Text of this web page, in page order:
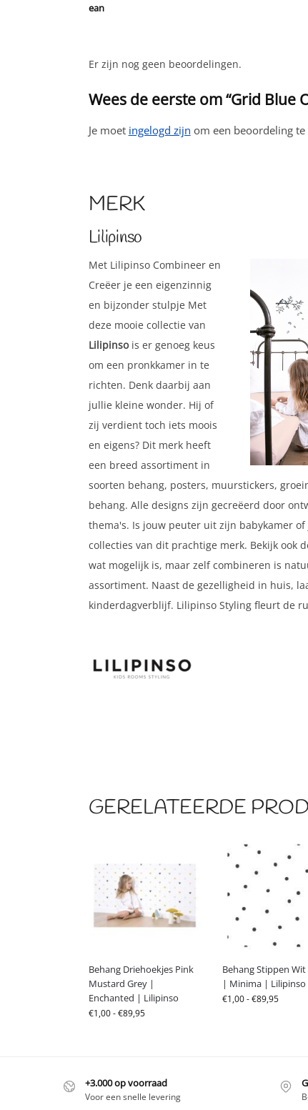
ean
Er zijn nog geen beoordelingen.
Wees de eerste om “Grid
Je moet ingelogd zijn om een beoordeling te
MERK
Lilipinso
Met Lilipinso Combineer en
Creëer je een eigenzinnig
en bijzonder stulpje Met
deze mooie collectie van
Lilipinsois er genoeg keus
om een pronkkamer in te
richten. Denk daarbij aan
jullie kleine wonder. Hij of
zij verdient toch iets moois
en eigens? Dit merk heeft
een breed assortiment in
soorten behang, posters, muurstickers,
behang. Alle designs zijn gecreëerd door
thema's. Is jouw peuter uit zijn babykamer
collecties van dit prachtige merk. Bekijk ook
wat mogelijk is, maar zelf combineren is
assortiment. Naast de gezelligheid in huis,
kinderdagverblijf. Lilipinso Styling fleurt de
GERELATEERDE
Behang Driehoekjes Pink
Mustard Grey |
Enchanted | Lilipinso
€1,00-€89,95
Behang Stippen
| Minima | Lilipinso
€1,00-€89,95
+3.000 op voorraad
Voor een snelle levering